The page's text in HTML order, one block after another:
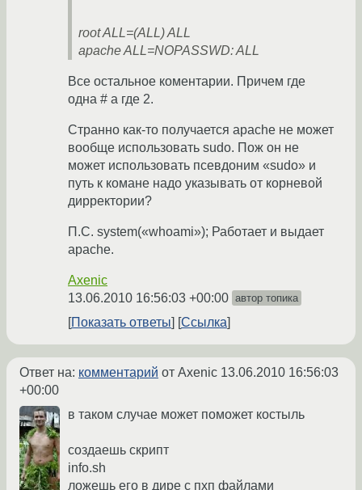
root ALL=(ALL) ALL
apache ALL=NOPASSWD: ALL
Все остальное коментарии. Причем где
одна # а где 2.
Странно как-то получается apache не может
вообще использовать sudo. Пож он не
может использовать псевдоним «sudo» и
путь к комане надо указывать от корневой
дирректории?
П.С. system(«whoami»); Работает и выдает
apache.
Axenic
13.06.2010 16:56:03 +00:00 автор топика
Показать ответы Ссылка
Ответ на: комментарий от Axenic 13.06.2010 16:56:03
+00:00
в таком случае может поможет костыль
создаешь скрипт
info.sh
ложешь его в дире с пхп файлами